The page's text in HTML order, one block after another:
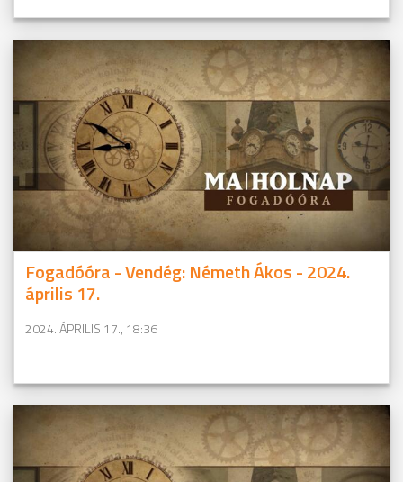
Fogadóóra - Vendég: Németh Ákos - 2024.
április 17.
2024. ÁPRILIS 17., 18:36